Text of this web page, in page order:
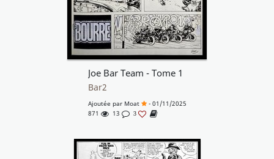
Joe Bar Team - Tome 1
Bar2
Ajoutée par Moat
- 01/11/2025
871
13 3